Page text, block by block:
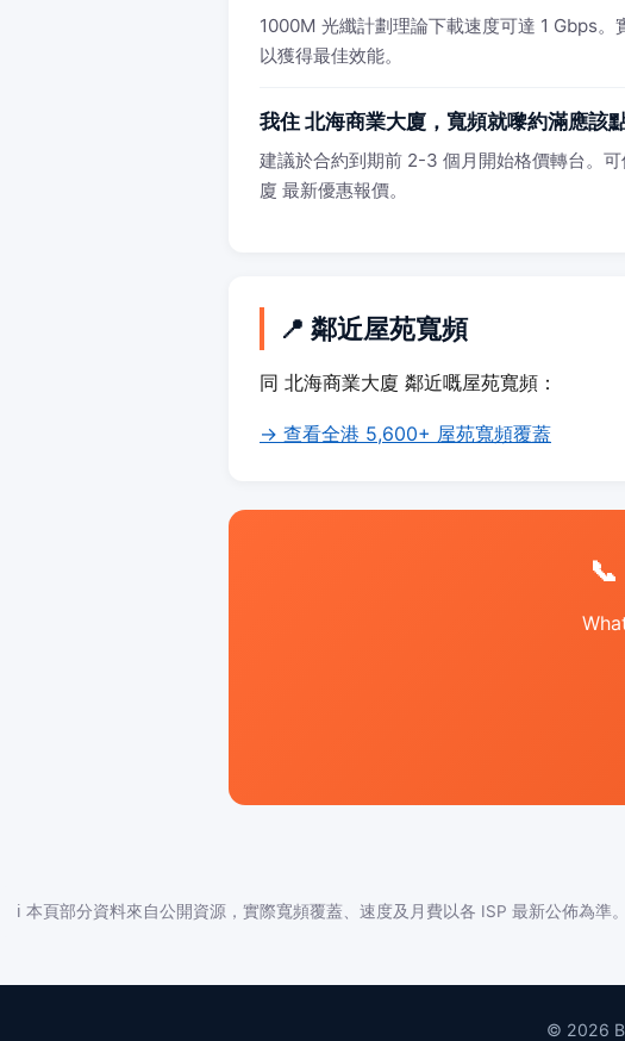
1000M 光纖計劃理論下載速度可達 1 Gbps
以獲得最佳效能。
我住 北海商業大廈，寬頻就嚟約滿應該
建議於合約到期前 2-3 個月開始格價轉台。
廈 最新優惠報價。
📍 鄰近屋苑寬頻
同 北海商業大廈 鄰近嘅屋苑寬頻：
→ 查看全港 5,600+ 屋苑寬頻覆蓋
ℹ️ 本頁部分資料來自公開資源，實際寬頻覆蓋、速度及月費以各 ISP 最新公佈為準
© 2026